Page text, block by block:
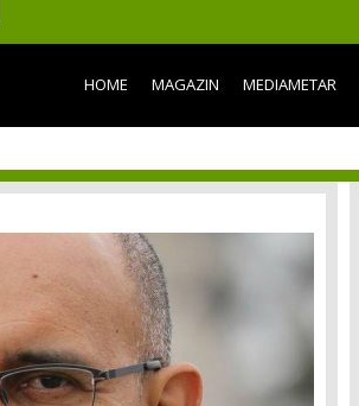
content
HOME MAGAZIN MEDIAMETAR